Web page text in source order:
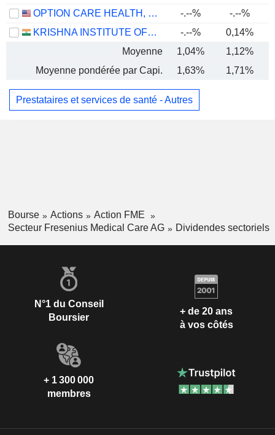
OPTION CARE HEALTH, INC.
-.--% -.--%
KRISHNA INSTITUTE OF MEDICAL SCIENCES LIMITED
-.--% 0,14%
Moyenne
1,04% 1,12%
Moyenne pondérée par Capi.
1,63% 1,71%
Prestataires et services de santé - Autres
Bourse Actions
Action FME
Secteur Fresenius Medical Care AG
Dividendes sectoriels
N°1 du Conseil
Boursier
+ de 20 ans
à vos côtés
+ 1 300 000
membres